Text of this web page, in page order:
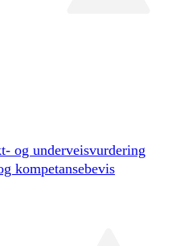
og underveisvurdering
kompetansebevis